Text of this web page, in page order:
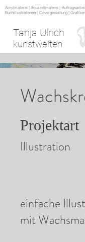
Tanja Ulrich
kunstwelten
Acrylmalerei | Aquarellmalerei |
Buchillustrationen | Covergestaltung |
Projektart
Illustration
einfache
mit